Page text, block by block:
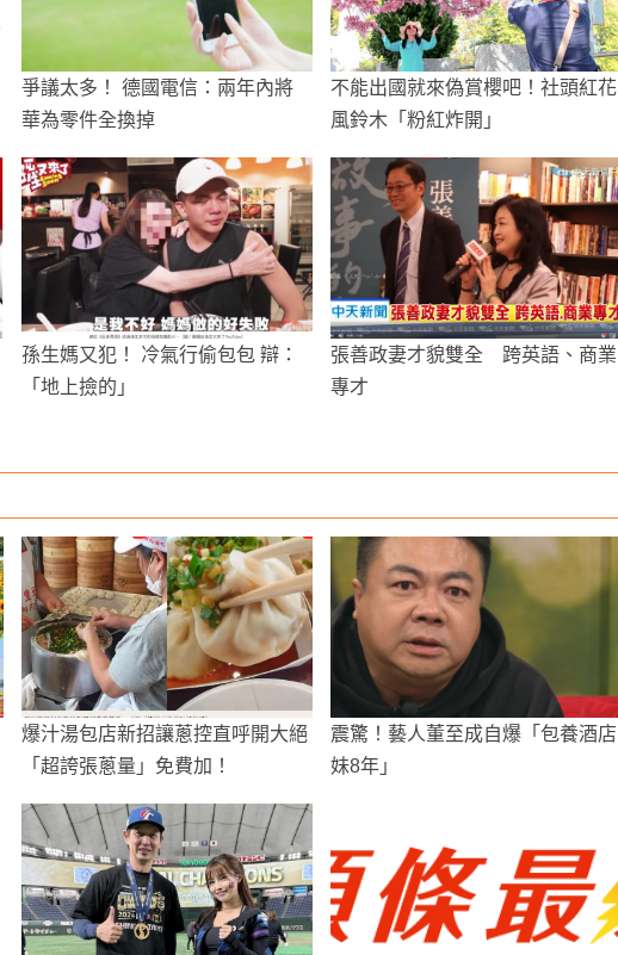
爭議太多！ 德國電信：兩年內將
華為零件全換掉
不能出國就來偽賞櫻吧！社頭紅花
風鈴木「粉紅炸開」
孫生媽又犯！ 冷氣行偷包包 辯：
「地上撿的」
張善政妻才貌雙全 跨英語、商業
專才
爆汁湯包店新招讓蔥控直呼開大絕
「超誇張蔥量」免費加！
震驚！藝人董至成自爆「包養酒店
妹8年」